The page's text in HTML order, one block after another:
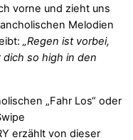
vorne und zieht uns
Melodien
„Regen ist vorbei,
so high in den
„Fahr Los“ oder
erzählt von dieser